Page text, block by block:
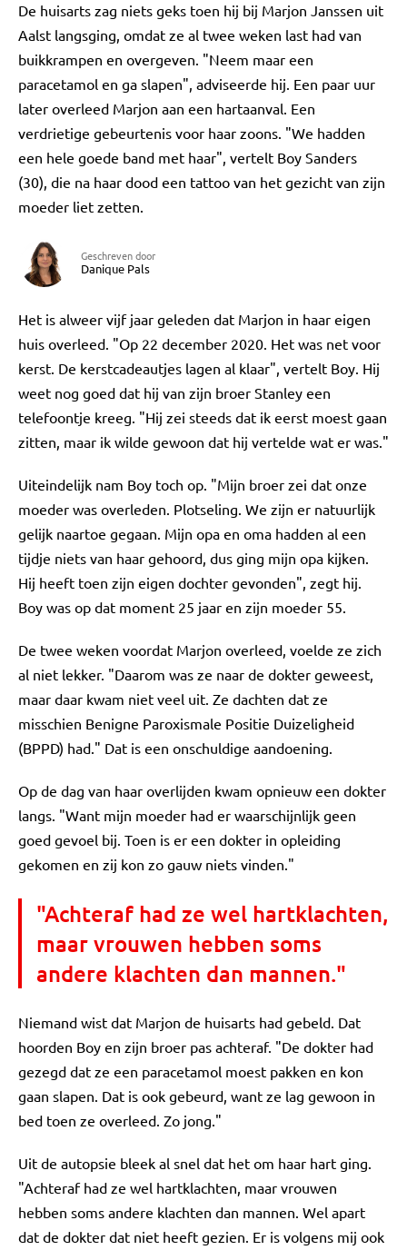
De huisarts zag niets geks toen hij bij Marjon Janssen uit
Aalst langsging, omdat ze al twee weken last had van
buikkrampen en overgeven. "Neem maar een
paracetamol en ga slapen", adviseerde hij. Een paar uur
later overleed Marjon aan een hartaanval. Een
verdrietige gebeurtenis voor haar zoons. "We hadden
een hele goede band met haar", vertelt Boy Sanders
(30), die na haar dood een tattoo van het gezicht van zijn
moeder liet zetten.
Geschreven door
Danique Pals
Het is alweer vijf jaar geleden dat Marjon in haar eigen
huis overleed. "Op 22 december 2020. Het was net voor
kerst. De kerstcadeautjes lagen al klaar", vertelt Boy. Hij
weet nog goed dat hij van zijn broer Stanley een
telefoontje kreeg. "Hij zei steeds dat ik eerst moest gaan
zitten, maar ik wilde gewoon dat hij vertelde wat er was."
Uiteindelijk nam Boy toch op. "Mijn broer zei dat onze
moeder was overleden. Plotseling. We zijn er natuurlijk
gelijk naartoe gegaan. Mijn opa en oma hadden al een
tijdje niets van haar gehoord, dus ging mijn opa kijken.
Hij heeft toen zijn eigen dochter gevonden", zegt hij.
Boy was op dat moment 25 jaar en zijn moeder 55.
De twee weken voordat Marjon overleed, voelde ze zich
al niet lekker. "Daarom was ze naar de dokter geweest,
maar daar kwam niet veel uit. Ze dachten dat ze
misschien Benigne Paroxismale Positie Duizeligheid
(BPPD) had." Dat is een onschuldige aandoening.
Op de dag van haar overlijden kwam opnieuw een dokter
langs. "Want mijn moeder had er waarschijnlijk geen
goed gevoel bij. Toen is er een dokter in opleiding
gekomen en zij kon zo gauw niets vinden."
"Achteraf had ze wel hartklachten,
maar vrouwen hebben soms
andere klachten dan mannen."
Niemand wist dat Marjon de huisarts had gebeld. Dat
hoorden Boy en zijn broer pas achteraf. "De dokter had
gezegd dat ze een paracetamol moest pakken en kon
gaan slapen. Dat is ook gebeurd, want ze lag gewoon in
bed toen ze overleed. Zo jong."
Uit de autopsie bleek al snel dat het om haar hart ging.
"Achteraf had ze wel hartklachten, maar vrouwen
hebben soms andere klachten dan mannen. Wel apart
dat de dokter dat niet heeft gezien. Er is volgens mij ook